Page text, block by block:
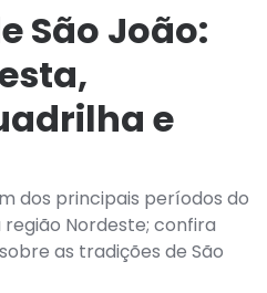
São João:
e
dos principais períodos do
Nordeste; confira
as tradições de São